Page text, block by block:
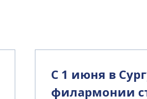
С 1 июня в
филармонии